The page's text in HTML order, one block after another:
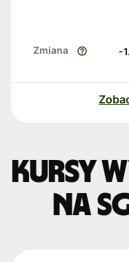
Zmiana -
Kursy
na